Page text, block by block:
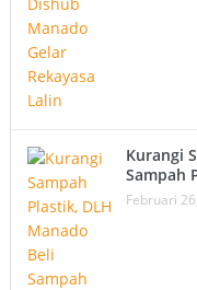
Kurangi
Sampah
Februari